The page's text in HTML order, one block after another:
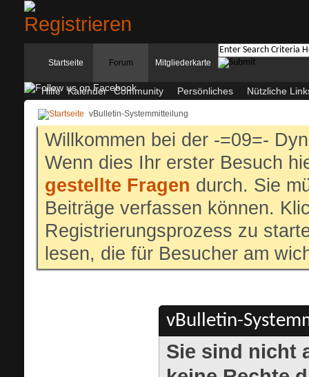
Startseite Forum
Hilfe Kalender Community Persönliches Nützliche
Mitgliederkarte
vBulletin-Systemmitteilung
Willkommen bei der -=09=-
Wenn dies Ihr erster Besuch
gestellte Fragen durch. Sie
Beiträge verfassen können.
Registrierungsprozess zu
lesen, die für Besucher am
vBulletin-
Sie sind nicht